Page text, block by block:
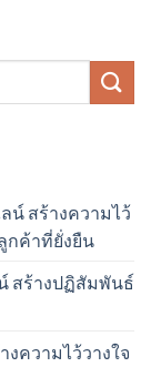
น์ สร้างความไว้
กค้าที่ยั่งยืน
สร้างปฏิสัมพันธ์
ความไว้วางใจ